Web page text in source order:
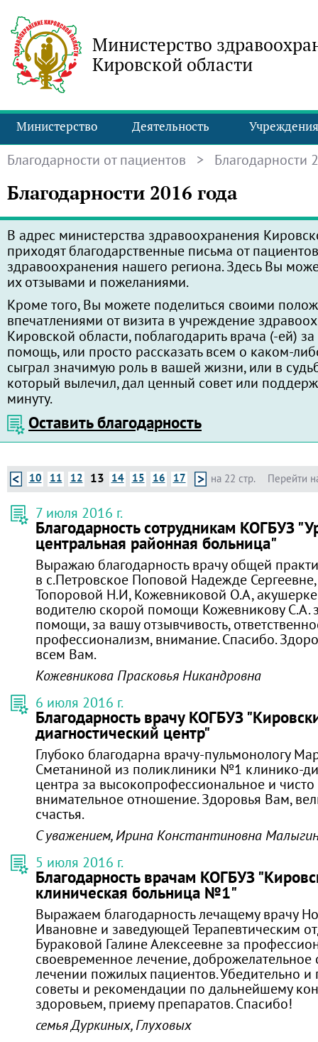
Министерство
Кировской области
Министерство Деятельность Учреждения
Благодарности от пациентов > Благодарности
Благодарности 2016 года
В адрес министерства здравоохранения
приходят благодарственные письма от
здравоохранения нашего региона. Здесь Вы
их отзывами и пожеланиями.
Кроме того, Вы можете поделиться своими
впечатлениями от визита в учреждение
Кировской области, поблагодарить врача (-ей)
помощь, или просто рассказать всем о каком-
сыграл значимую роль в вашей жизни, или в
который вылечил, дал ценный совет или
минуту.
Оставить благодарность
Перейти
10 11 12 13 14 15 16 17 на 22 стр.
7 июля 2016 г.
Благодарность сотрудникам КОГБУЗ
центральная районная больница"
Выражаю благодарность врачу общей
в с.Петровское Поповой Надежде
Топоровой Н.И, Кожевниковой О.А,
водителю скорой помощи Кожевникову С.А.
помощи, за вашу отзывчивость,
профессионализм, внимание. Спасибо.
всем Вам.
Кожевникова Прасковья Никандровна
6 июля 2016 г.
Благодарность врачу КОГБУЗ
диагностический центр"
Глубоко благодарна врачу-пульмонологу
Сметаниной из поликлиники №1 клинико-
центра за высокопрофессиональное и чисто
внимательное отношение. Здоровья Вам,
счастья.
С уважением, Ирина Константиновна
5 июля 2016 г.
Благодарность врачам КОГБУЗ
клиническая больница №1"
Выражаем благодарность лечащему врачу
Ивановне и заведующей Терапевтическим
Бураковой Галине Алексеевне за
своевременное лечение, доброжелательное
лечении пожилых пациентов. Убедительно
советы и рекомендации по дальнейшему
здоровьем, приему препаратов. Спасибо!
семья Дуркиных, Глуховых